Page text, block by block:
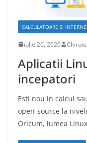
CALCULATOARE SI
iulie 26, 2020
Aplicatii
incepatori
Esti nou in calcul
open-source la
Oricum, lumea Linux